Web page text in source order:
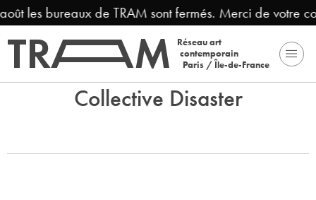
les bureaux de TRAM sont fermés. Merci de votre
Réseau art
contemporain
Paris / Île-de-France
Collective Disaster